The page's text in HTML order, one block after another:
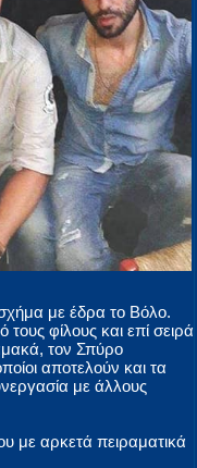
με έδρα το Βόλο.
φίλους και επί σειρά
τον Σπύρο
αποτελούν και τα
με άλλους
με αρκετά πειραματικά